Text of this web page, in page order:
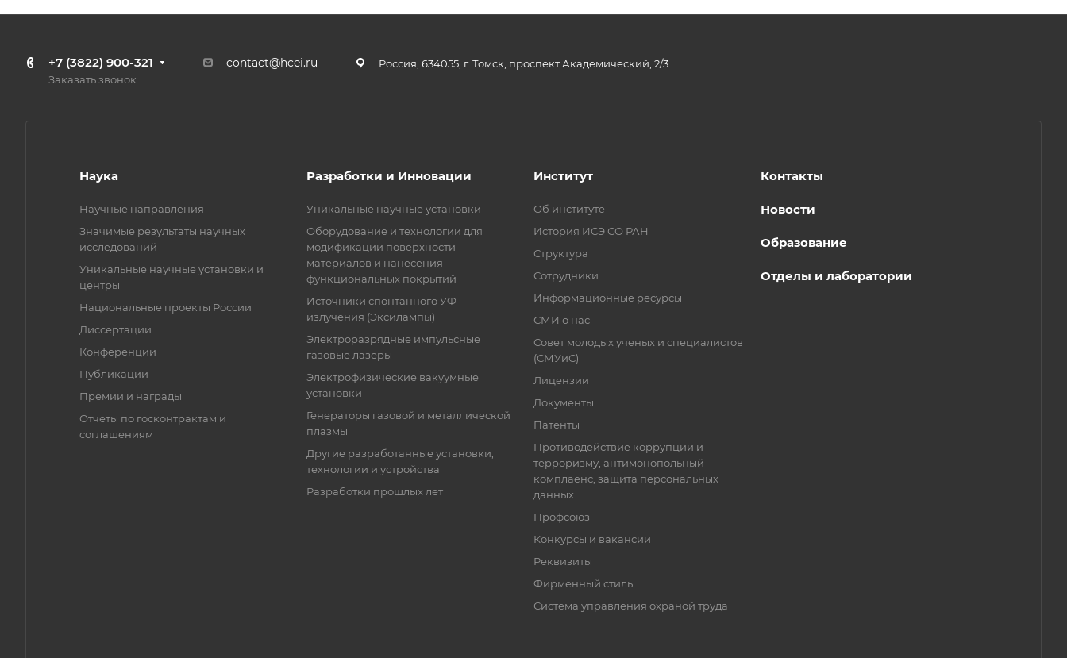
+7 (3822) 900-321
Заказать звонок
contact@hcei.ru Россия, 634055, г. Томск, проспект Академический, 2/3
Наука
Научные направления
Значимые результаты научных
исследований
Уникальные научные установки и
центры
Национальные проекты России
Диссертации
Конференции
Публикации
Премии и награды
Отчеты по госконтрактам и
соглашениям
Разработки и Инновации
Уникальные научные установки
Оборудование и технологии для
модификации поверхности
материалов и нанесения
функциональных покрытий
Источники спонтанного УФ-
излучения (Эксилампы)
Электроразрядные импульсные
газовые лазеры
Электрофизические вакуумные
установки
Генераторы газовой и металлической
плазмы
Другие разработанные установки,
технологии и устройства
Разработки прошлых лет
Институт
Об институте
История ИСЭ СО РАН
Структура
Сотрудники
Информационные ресурсы
СМИ о нас
Совет молодых ученых и специалистов
(СМУиС)
Лицензии
Документы
Патенты
Противодействие коррупции и
терроризму, антимонопольный
комплаенс, защита персональных
данных
Профсоюз
Конкурсы и вакансии
Реквизиты
Фирменный стиль
Система управления охраной труда
Контакты
Новости
Образование
Отделы и лаборатории